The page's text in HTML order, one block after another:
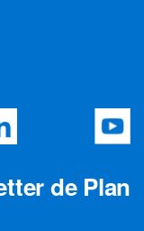
de Plan